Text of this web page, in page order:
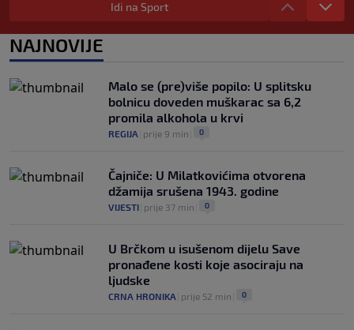
Rodrija, Manchester City traži znatno
0
trener u historiji i jedan od najplaćenijih
selektora svijeta
0
Idi na Sport
NAJNOVIJE
Malo se (pre)više popilo: U splitsku
bolnicu doveden muškarac sa 6,2
promila alkohola u krvi
REGIJA prije 9 min 0
Čajniče: U Milatkovićima otvorena
džamija srušena 1943. godine
VIJESTI prije 37 min 0
U Brčkom u isušenom dijelu Save
pronađene kosti koje asociraju na
ljudske
CRNA HRONIKA prije 52 min 0